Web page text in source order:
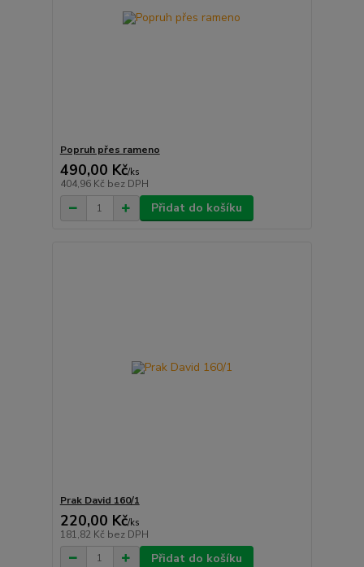
Popruh přes rameno
490,00 Kč/ks
404,96 Kč bez DPH
Přidat do košíku
Prak David 160/1
220,00 Kč/ks
181,82 Kč bez DPH
Přidat do košíku